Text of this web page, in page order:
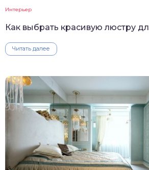
Интерьер
Как выбрать красивую люстру
Читать далее